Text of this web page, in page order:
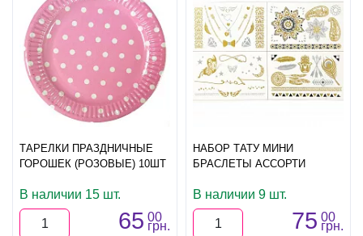
ТАРЕЛКИ ПРАЗДНИЧНЫЕ
ГОРОШЕК (РОЗОВЫЕ) 10ШТ
В наличии 15 шт.
65 00
грн.
НАБОР ТАТУ МИНИ
БРАСЛЕТЫ АССОРТИ
В наличии 9 шт.
75 00
грн.